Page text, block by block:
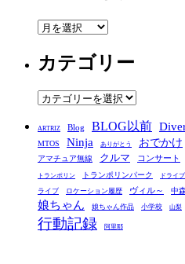
ア
カ
イ
ブ
カテゴリー
カ
ゴ
リ
ー
ARTRIZ Blog BLOG以前
MTOS
Ninja ありがとう おでかけ
アマチュア無線 クルマ コンサート
トランポリン トランポリンパーク ドライブ
ライブ ロケーション履歴 ヴィル～ 中
娘ちゃん 娘ちゃん作品 小学校 山梨
行動記録 阿里耶